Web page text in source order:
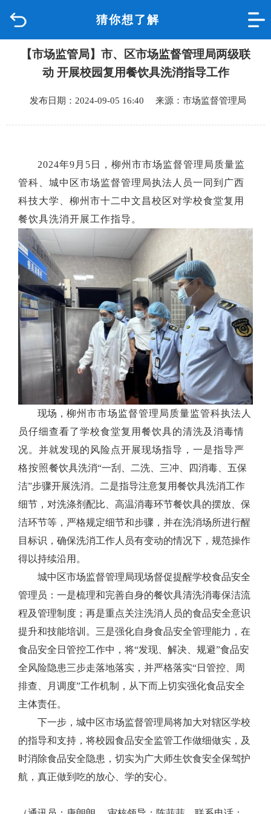
猜你想了解
品质城中
政府信息公开
互动回应
数据专题
【市场监管局】市、区市场监督管理局两级联
动 开展校园复用餐饮具洗消指导工作
发布日期：2024-09-05 16:40 来源：市场监督管理局
2024年9月5日，柳州市市场监督管理局质量监
管科、城中区市场监督管理局执法人员一同到广西
科技大学、柳州市十二中文昌校区对学校食堂复用
餐饮具洗消开展工作指导。
现场， 柳州市市场监督管理局质量监管科执法人
员仔细查看了学校食堂复用餐饮具的清洗及消毒情
况。并就发现的风险点开展现场指导，一是指导严
格按照餐饮具洗消“一刮、二洗、三冲、四消毒、五保
洁”步骤开展洗消。二是指导注意复用餐饮具洗消工作
细节，对洗涤剂配比、高温消毒环节餐饮具的摆放、保
洁环节等，严格规定细节和步骤，并在洗消场所进行醒
目标识，确保洗消工作人员有变动的情况下，规范操作
得以持续沿用。
城中区市场监督管理局现场督促提醒学校食品安全
管理员：一是梳理和完善自身的餐饮具清洗消毒保洁流
程及管理制度；再是重点关注洗消人员的食品安全意识
提升和技能培训。三是强化自身食品安全管理能力，在
食品安全日管控工作中，将“发现、解决、规避”食品安
全风险隐患三步走落地落实，并严格落实“日管控、周
排查、月调度”工作机制，从下而上切实强化食品安全
主体责任。
下一步，城中区市场监督管理局将加大对辖区学校
的指导和支持，将校园食品安全监管工作做细做实，及
时消除食品安全隐患，切实为广大师生饮食安全保驾护
航，真正做到吃的放心、学的安心。